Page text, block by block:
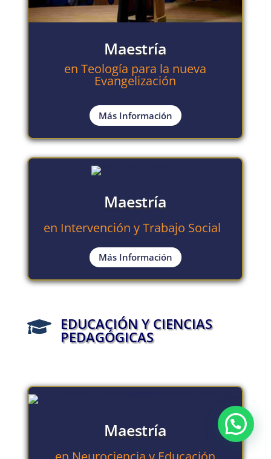
Maestría
en Teología para la nueva
Evangelización
Más Información
Maestría
en Intervención y Trabajo Social
Más Información
 EDUCACIÓN Y CIENCIAS
PEDAGÓGICAS
Maestría